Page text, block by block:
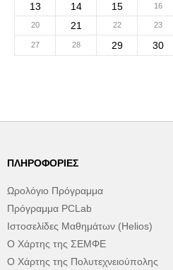
13 14 15 16
20 21 22 23
27 28 29 30
ΠΛΗΡΟΦΟΡΊΕΣ
Ωρολόγιο Πρόγραμμα
Πρόγραμμα PCLab
Ιστοσελίδες Μαθημάτων (Helios)
Ο Χάρτης της ΣΕΜΦΕ
Ο Χάρτης της Πολυτεχνειούπολης